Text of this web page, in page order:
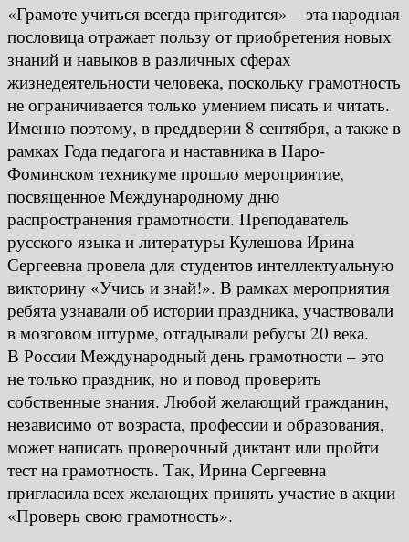
«Грамоте учиться всегда пригодится» – эта народная
пословица отражает пользу от приобретения новых
знаний и навыков в различных сферах
жизнедеятельности человека, поскольку грамотность
не ограничивается только умением писать и читать.
Именно поэтому, в преддверии 8 сентября, а также в
рамках Года педагога и наставника в Наро-
Фоминском техникуме прошло мероприятие,
посвященное Международному дню
распространения грамотности. Преподаватель
русского языка и литературы Кулешова Ирина
Сергеевна провела для студентов интеллектуальную
викторину «Учись и знай!». В рамках мероприятия
ребята узнавали об истории праздника, участвовали
в мозговом штурме, отгадывали ребусы 20 века.
В России Международный день грамотности – это
не только праздник, но и повод проверить
собственные знания. Любой желающий гражданин,
независимо от возраста, профессии и образования,
может написать проверочный диктант или пройти
тест на грамотность. Так, Ирина Сергеевна
пригласила всех желающих принять участие в акции
«Проверь свою грамотность».